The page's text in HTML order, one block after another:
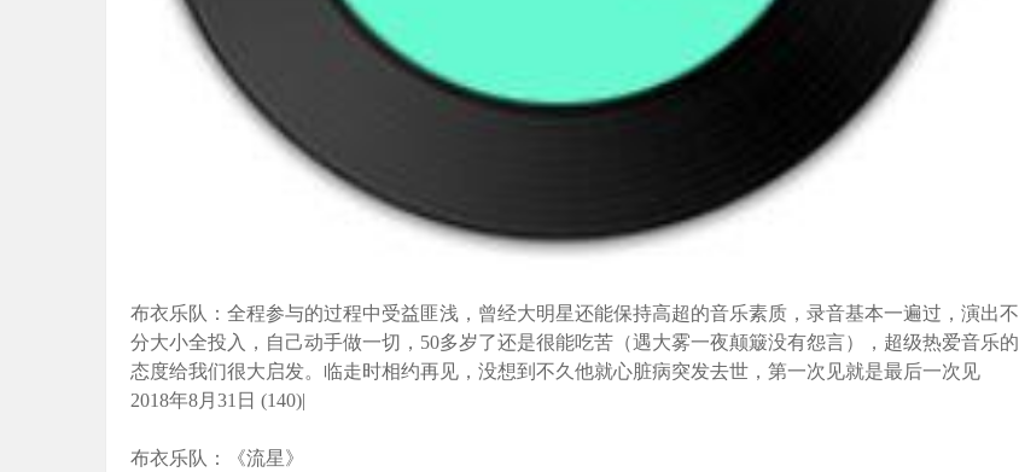
布衣乐队：全程参与的过程中受益匪浅，曾经大明星还能保持高超的音乐素质，录音基本一遍过，演出不
分大小全投入，自己动手做一切，50多岁了还是很能吃苦（遇大雾一夜颠簸没有怨言），超级热爱音乐的
态度给我们很大启发。临走时相约再见，没想到不久他就心脏病突发去世，第一次见就是最后一次见
2018年8月31日 (140)|
布衣乐队：《流星》